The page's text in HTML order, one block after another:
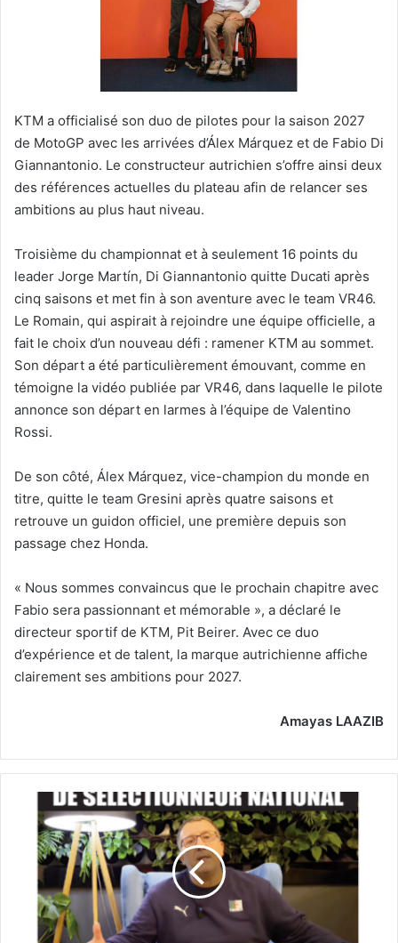
KTM a officialisé son duo de pilotes pour la saison 2027
de MotoGP avec les arrivées d’Álex Márquez et de Fabio Di
Giannantonio. Le constructeur autrichien s’offre ainsi deux
des références actuelles du plateau afin de relancer ses
ambitions au plus haut niveau.
Troisième du championnat et à seulement 16 points du
leader Jorge Martín, Di Giannantonio quitte Ducati après
cinq saisons et met fin à son aventure avec le team VR46.
Le Romain, qui aspirait à rejoindre une équipe officielle, a
fait le choix d’un nouveau défi : ramener KTM au sommet.
Son départ a été particulièrement émouvant, comme en
témoigne la vidéo publiée par VR46, dans laquelle le pilote
annonce son départ en larmes à l’équipe de Valentino
Rossi.
De son côté, Álex Márquez, vice-champion du monde en
titre, quitte le team Gresini après quatre saisons et
retrouve un guidon officiel, une première depuis son
passage chez Honda.
« Nous sommes convaincus que le prochain chapitre avec
Fabio sera passionnant et mémorable », a déclaré le
directeur sportif de KTM, Pit Beirer. Avec ce duo
d’expérience et de talent, la marque autrichienne affiche
clairement ses ambitions pour 2027.
Amayas LAAZIB
2026